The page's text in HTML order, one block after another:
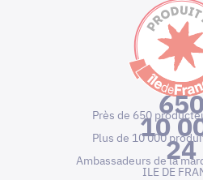
Près de 65010
Plus de 10 00024
Ambassadeurs de la
ILE DE